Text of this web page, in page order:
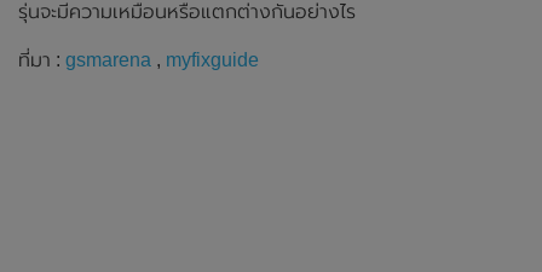
รุ่นจะมีความเหมือนหรือแตกต่างกันอย่างไร
ที่มา : gsmarena , myfixguide